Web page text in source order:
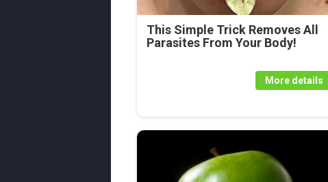
This Simple Trick Removes All
Parasites From Your Body!
More details